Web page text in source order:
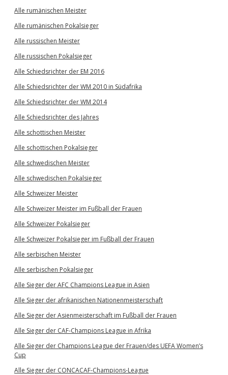
Alle rumänischen Meister
Alle rumänischen Pokalsieger
Alle russischen Meister
Alle russischen Pokalsieger
Alle Schiedsrichter der EM 2016
Alle Schiedsrichter der WM 2010 in Südafrika
Alle Schiedsrichter der WM 2014
Alle Schiedsrichter des Jahres
Alle schottischen Meister
Alle schottischen Pokalsieger
Alle schwedischen Meister
Alle schwedischen Pokalsieger
Alle Schweizer Meister
Alle Schweizer Meister im Fußball der Frauen
Alle Schweizer Pokalsieger
Alle Schweizer Pokalsieger im Fußball der Frauen
Alle serbischen Meister
Alle serbischen Pokalsieger
Alle Sieger der AFC Champions League in Asien
Alle Sieger der afrikanischen Nationenmeisterschaft
Alle Sieger der Asienmeisterschaft im Fußball der Frauen
Alle Sieger der CAF-Champions League in Afrika
Alle Sieger der Champions League der Frauen/des UEFA Women’s
Cup
Alle Sieger der CONCACAF-Champions-League